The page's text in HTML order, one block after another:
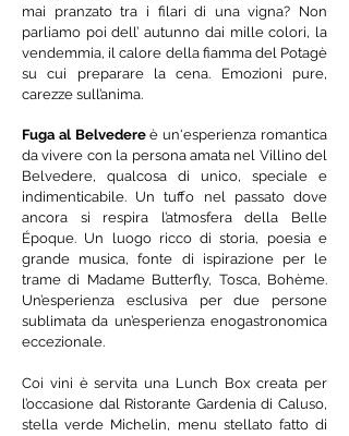
mai pranzato tra i filari di una vigna? Non
parliamo poi dell’ autunno dai mille colori, la
vendemmia, il calore della fiamma del Potagè
su cui preparare la cena. Emozioni pure,
carezze sull’anima.
Fuga al Belvedereè un'esperienza romantica
da vivere con la persona amata nel Villino del
Belvedere, qualcosa di unico, speciale e
indimenticabile. Un tuffo nel passato dove
ancora si respira l’atmosfera della Belle
Époque. Un luogo ricco di storia, poesia e
grande musica, fonte di ispirazione per le
trame di Madame Butterfly, Tosca, Bohème.
Un’esperienza esclusiva per due persone
sublimata da un’esperienza enogastronomica
eccezionale.
Coi vini è servita una Lunch Box creata per
l’occasione dal Ristorante Gardenia di Caluso,
stella verde Michelin, menu stellato fatto di